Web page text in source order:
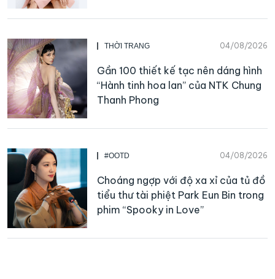
THỜI TRANG 04/08/2026
Gần 100 thiết kế tạc nên dáng hình
“Hành tinh hoa lan” của NTK Chung
Thanh Phong
#OOTD 04/08/2026
Choáng ngợp với độ xa xỉ của tủ đồ
tiểu thư tài phiệt Park Eun Bin trong
phim “Spooky in Love”